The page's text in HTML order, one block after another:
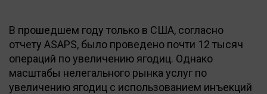
В прошедшем году только в США, согласно
отчету ASAPS, было проведено почти 12 тысяч
операций по увеличению ягодиц. Однако
масштабы нелегального рынка услуг по
увеличению ягодиц с использованием инъекций